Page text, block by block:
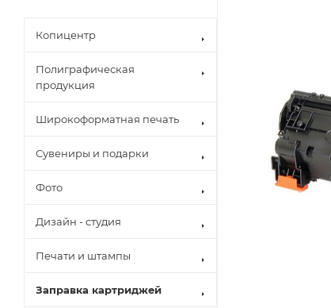
Копицентр
Полиграфическая
продукция
Широкоформатная печать
Сувениры и подарки
Фото
Дизайн - студия
Печати и штампы
Заправка картриджей